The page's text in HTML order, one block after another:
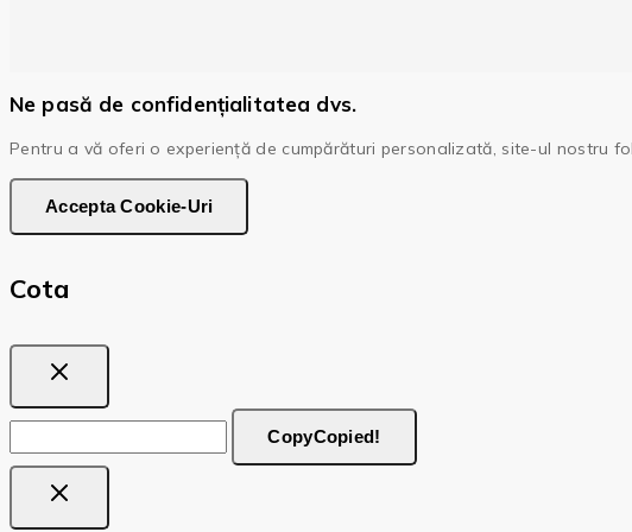
Ne pasă de confidențialitatea dvs.
Pentru a vă oferi o experiență de cumpărături personalizată, site-ul nostru
Accepta Cookie-Uri
Cota
CopyCopied!